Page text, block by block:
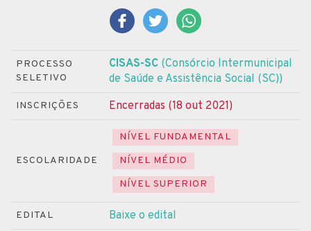
PROCESSO
SELETIVO
CISAS-SC (Consórcio Intermunicipal
de Saúde e Assistência Social (SC))
INSCRIÇÕES Encerradas (18 out 2021)
ESCOLARIDADE
NÍVEL FUNDAMENTAL
NÍVEL MÉDIO
NÍVEL SUPERIOR
EDITAL Baixe o edital